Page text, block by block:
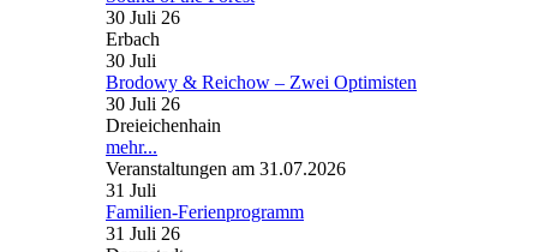
30 Juli 26
Erbach
30 Juli
Brodowy & Reichow – Zwei Optimisten
30 Juli 26
Dreieichenhain
mehr...
Veranstaltungen am 31.07.2026
31 Juli
Familien-Ferienprogramm
31 Juli 26